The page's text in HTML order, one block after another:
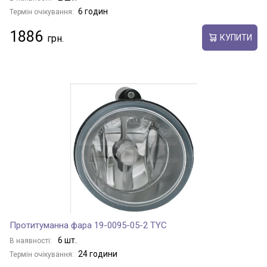
Термін очікування: 6 годин
1886 КУПИТИ
Протитуманна фара 19-0095-05-2 TYC
В наявності: 6 шт.
Термін очікування: 24 години